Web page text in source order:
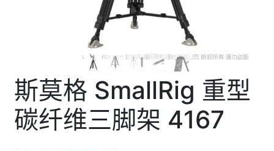
斯莫格 SmallRig 重型
碳纤维三脚架 4167